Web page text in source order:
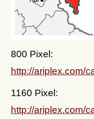
800 Pixel:
http://ariplex.com/
1160 Pixel:
http://ariplex.com/